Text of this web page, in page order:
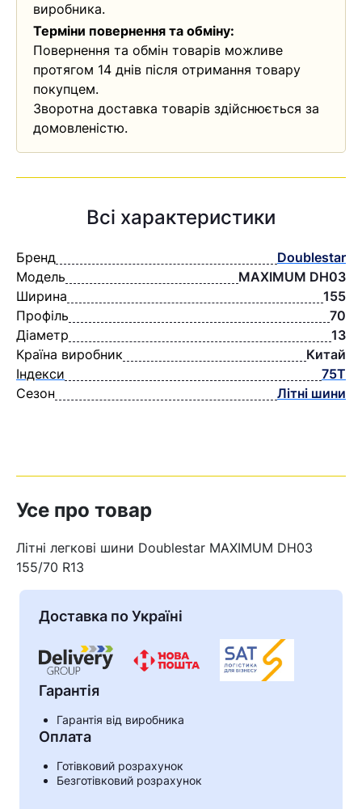
Кошик
У кошику немає товарів.
виробника.
Терміни повернення та обміну:
Повернення та обмін товарів можливе
протягом 14 днів після отримання товару
покупцем.
Зворотна доставка товарів здійснюється за
домовленістю.
Всі характеристики
Бренд
Doublestar
Модель
MAXIMUM DH03
Ширина
155
Профіль
70
Діаметр
13
Країна виробник
Китай
Індекси
75T
Сезон
Літні шини
Усе про товар
Літні легкові шини Doublestar MAXIMUM DH03
155/70 R13
Доставка по Україні
Гарантія
Гарантія від виробника
Оплата
Готівковий розрахунок
Безготівковий розрахунок